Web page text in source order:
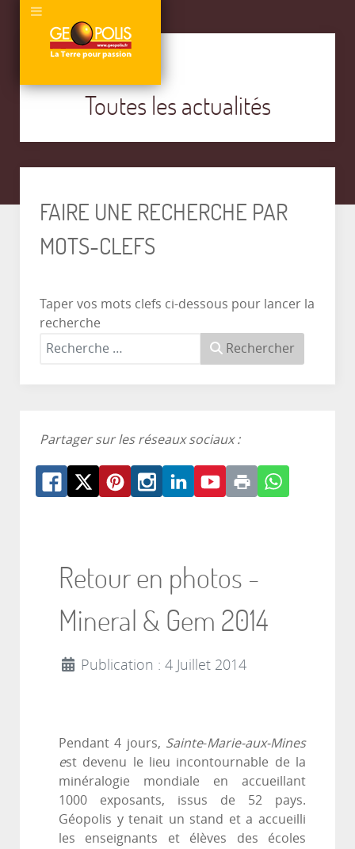
Toutes les actualités
FAIRE UNE RECHERCHE PAR
MOTS-CLEFS
Taper vos mots clefs ci-dessous pour lancer la
recherche
Rechercher
Partager sur les réseaux sociaux :
Retour en photos -
Mineral & Gem 2014
Publication : 4 Juillet 2014
Pendant 4 jours, Sainte-Marie-aux-Mines
est devenu le lieu incontournable de la
minéralogie mondiale en accueillant
1000 exposants, issus de 52 pays.
Géopolis y tenait un stand et a accueilli
les enseignants et élèves des écoles